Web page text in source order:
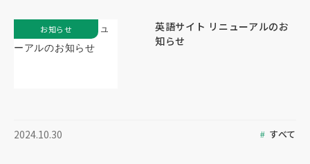
英語サイト リニューアルのお
知らせ
2024.10.30 すべて
お知らせ